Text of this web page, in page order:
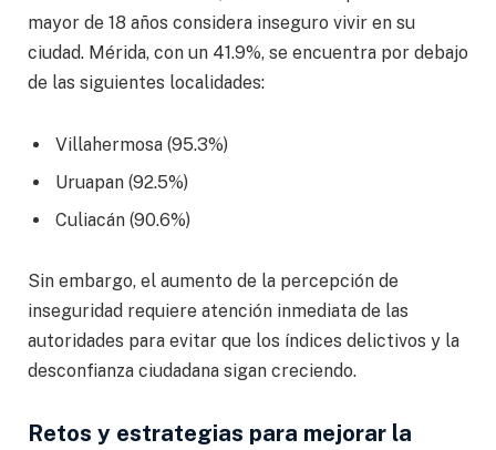
mayor de 18 años considera inseguro vivir en su
ciudad. Mérida, con un 41.9%, se encuentra por debajo
de las siguientes localidades:
Villahermosa (95.3%)
Uruapan (92.5%)
Culiacán (90.6%)
Sin embargo, el aumento de la percepción de
inseguridad requiere atención inmediata de las
autoridades para evitar que los índices delictivos y la
desconfianza ciudadana sigan creciendo.
Retos y estrategias para mejorar la